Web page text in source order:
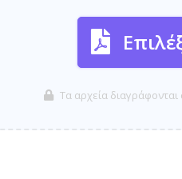
Τα αρχεία